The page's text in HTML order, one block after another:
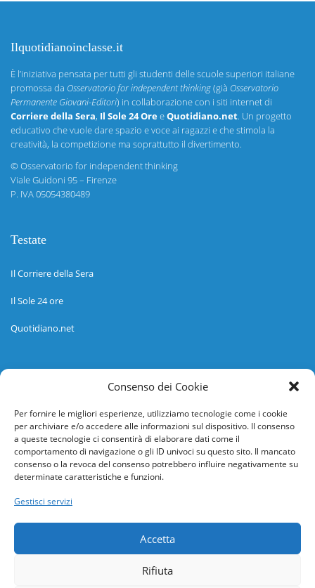
Consenso dei Cookie
Per fornire le migliori esperienze, utilizziamo tecnologie come i cookie
per archiviare e/o accedere alle informazioni sul dispositivo. Il consenso
a queste tecnologie ci consentirà di elaborare dati come il
comportamento di navigazione o gli ID univoci su questo sito. Il mancato
consenso o la revoca del consenso potrebbero influire negativamente su
determinate caratteristiche e funzioni.
Gestisci servizi
Accetta
Rifiuta
Ilquotidianoinclasse.it
È l’iniziativa pensata per tutti gli studenti delle scuole superiori italiane
promossa da Osservatorio for independent thinking(già Osservatorio
Permanente Giovani-Editori) in collaborazione con i siti internet di
Corriere della Sera, Il Sole 24 OreeQuotidiano.net. Un progetto
educativo che vuole dare spazio e voce ai ragazzi e che stimola la
creatività, la competizione ma soprattutto il divertimento.
©Osservatorio for independent thinking
Viale Guidoni 95 – Firenze
P. IVA 05054380489
Testate
Il Corriere della Sera
Il Sole 24 ore
Quotidiano.net
Informazioni
Help desk
Guida rapida